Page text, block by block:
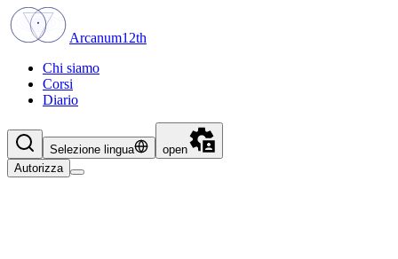
Arcanum12th
Chi siamo
Corsi
Diario
Selezione lingua
open
Autorizza